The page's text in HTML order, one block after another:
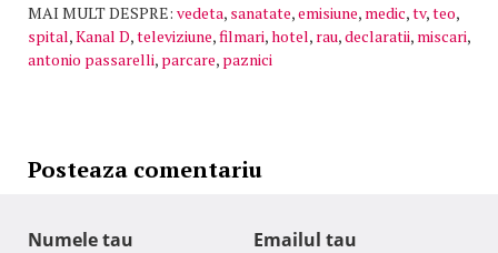
MAI MULT DESPRE: vedeta, sanatate,emisiune, medic,tv,teo,
spital,Kanal D,televiziune,filmari,hotel, rau,declaratii, miscari,
antonio passarelli, parcare, paznici
Posteaza comentariu
Numele tau Emailul tau